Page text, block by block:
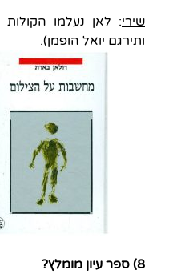
שירי: לאן נעלמו הקולות
ותירגם יואל הופמן).
8) ספר עיון מומלץ?